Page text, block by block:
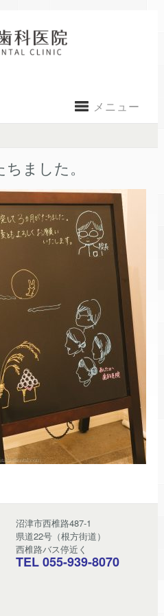
メニュー
ました。
沼津市西椎路487-1
県道22号（根方街道）
西椎路バス停近く
TEL 055-939-8070